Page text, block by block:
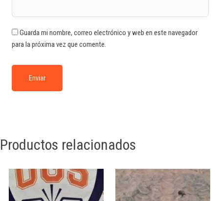
Guarda mi nombre, correo electrónico y web en este navegador
para la próxima vez que comente.
Productos relacionados